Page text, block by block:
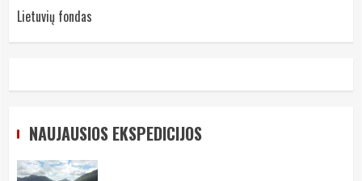
Lietuvių fondas
NAUJAUSIOS EKSPEDICIJOS